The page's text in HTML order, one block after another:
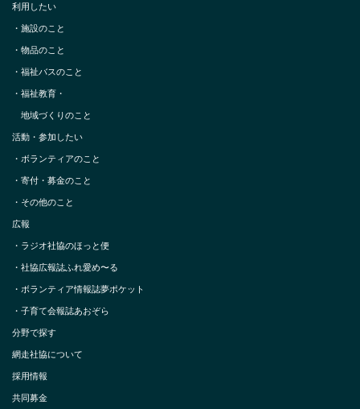
利用したい
・ 施設のこと
・ 物品のこと
・ 福祉バスのこと
・ 福祉教育・
地域づくりのこと
活動・参加したい
・ ボランティアのこと
・ 寄付・募金のこと
・ その他のこと
広報
・ ラジオ社協のほっと便
・ 社協広報誌ふれ愛め〜る
・ ボランティア情報誌夢ポケット
・ 子育て会報誌あおぞら
分野で探す
網走社協について
採用情報
共同募金